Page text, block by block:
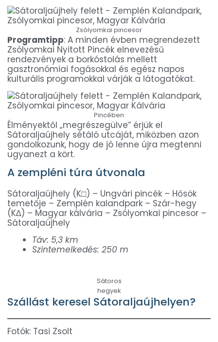
Zsólyomkai pincesor
Programtipp: A minden évben megrendezett
Zsólyomkai Nyitott Pincék elnevezésű
rendezvények a borkóstolás mellett
gasztronómiai fogásokkal és egész napos
kulturális programokkal várják a látogatókat.
Pincében
Élményektől „megrészegülve” érjük el
Sátoraljaújhely sétáló utcáját, miközben azon
gondolkozunk, hogy de jó lenne újra megtenni
ugyanezt a kört.
A zempléni túra útvonala
Sátoraljaújhely (K□) – Ungvári pincék – Hősök
temetője – Zemplén kalandpark – Szár-hegy
(K∆) – Magyar kálvária – Zsólyomkai pincesor –
Sátoraljaújhely
Táv: 5,3 km
Szintemelkedés: 250 m
Sátoros
hegyek
Szállást keresel Sátoraljaújhelyen?
Fotók: Tasi Zsolt